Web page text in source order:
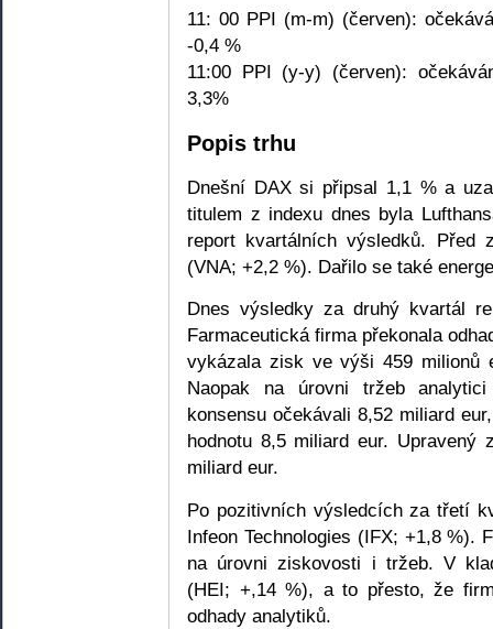
11: 00 PPI (m-m) (červen):
-0,4 %
11:00 PPI (y-y) (červen):
3,3%
Popis trhu
Dnešní DAX si připsal 1,1 % a
titulem z indexu dnes byla
report kvartálních výsledků. Před
(VNA; +2,2 %). Dařilo se také
Dnes výsledky za druhý kvartál
Farmaceutická firma překonala
vykázala zisk ve výši 459 milionů
Naopak na úrovni tržeb
konsensu očekávali 8,52 miliard
hodnotu 8,5 miliard eur.
miliard eur.
Po pozitivních výsledcích za třetí
Infeon Technologies (IFX; +1,8 %).
na úrovni ziskovosti i tržeb. V
(HEI; +,14 %), a to přesto, že
odhady analytiků.